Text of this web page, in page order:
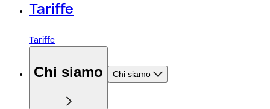
Tariffe
Tariffe
Chi siamo Chi siamo